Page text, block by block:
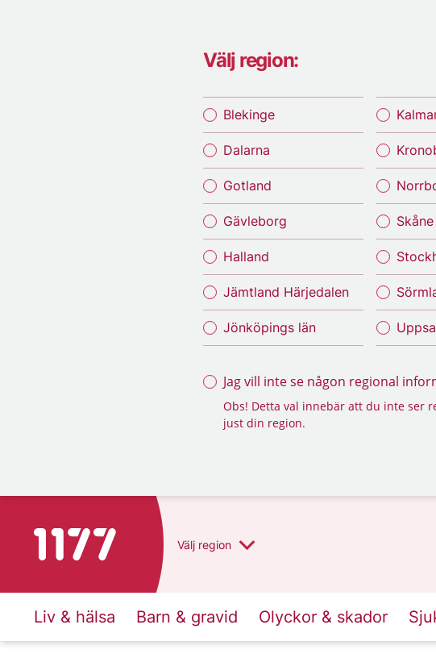
Välj region:
Blekinge
Dalarna
Gotland
Gävleborg
Halland
Jämtland Härjedalen
Jönköpings län
Skåne
Jag vill inte se någon regional
Obs! Detta val innebär att du inte ser
just din region.
Till startsidan för 1177 Välj region
Liv & hälsa Barn & gravid Olyckor & skador